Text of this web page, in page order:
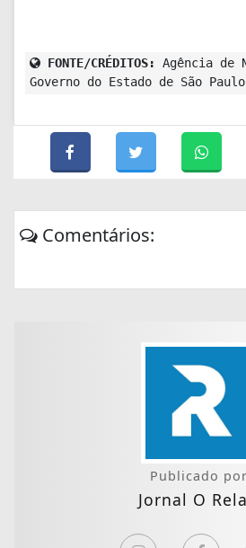
FONTE/CRÉDITOS:
Agência de
Governo do Estado de São Paulo
Comentários:
Publicado
Jornal O